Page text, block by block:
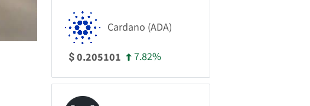
Cardano (ADA)
$0.205101 7.82%